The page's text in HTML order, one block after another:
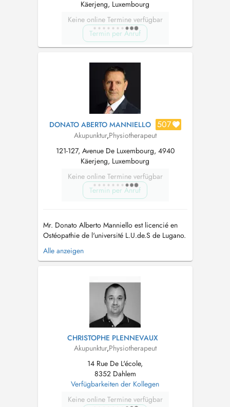
Käerjeng, Luxembourg
Keine online Termine verfügbar
Termin per Anruf
DONATO ABERTO MANNIELLO 507
Akupunktur,Physiotherapeut
121-127, Avenue De Luxembourg, 4940
Käerjeng, Luxembourg
Keine online Termine verfügbar
Termin per Anruf
Mr. Donato Alberto Manniello est licencié en
Ostéopathie de l'université L.U.de.S de Lugano.
Sa philosophie pour traiter le patient dans sa
globalité, réveille tres tôt son intéret pour les
Alle anzeigen
CHRISTOPHE PLENNEVAUX
Akupunktur,Physiotherapeut
14 Rue De L'école,
8352 Dahlem
Verfügbarkeiten der Kollegen
Keine online Termine verfügbar